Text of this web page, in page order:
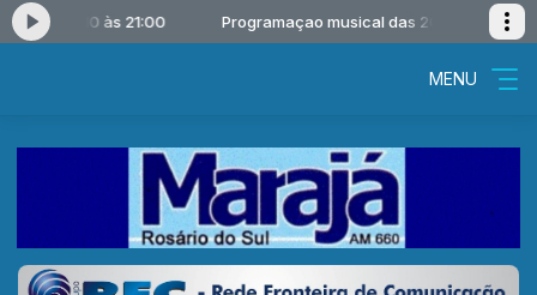
das 20:10 às 21:00 Programaçao musical das 20:10 às 21:00
MENU